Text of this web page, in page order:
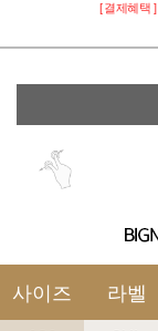
[ 결제혜택 ]
사이즈 라벨